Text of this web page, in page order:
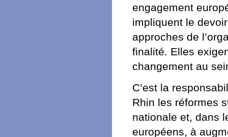
engagement
impliquent le
approches de
finalité. Elles
changement au
C’est la
Rhin les réformes
nationale et, dans
européens, à